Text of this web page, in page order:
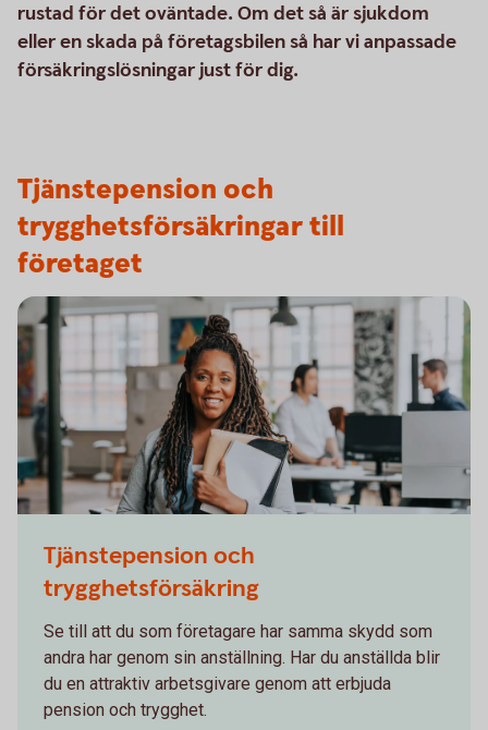
rustad för det oväntade. Om det så är sjukdom
eller en skada på företagsbilen så har vi anpassade
försäkringslösningar just för dig.
Tjänstepension och
trygghetsförsäkringar till
företaget
Tjänstepension och
trygghetsförsäkring
Se till att du som företagare har samma skydd som
andra har genom sin anställning. Har du anställda blir
du en attraktiv arbetsgivare genom att erbjuda
pension och trygghet.